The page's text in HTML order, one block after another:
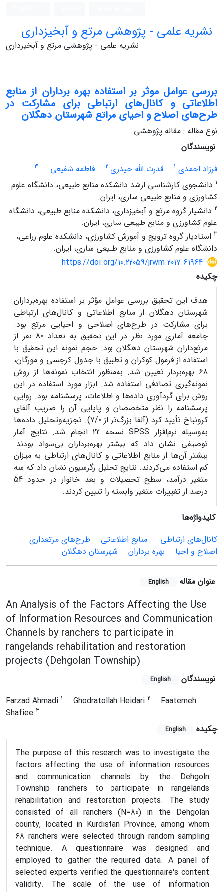
نشریه علمی - پژوهشی مرتع و آبخیزداری
نشریه علمی - پژوهشی مرتع و آبخیزداری
بررسی عوامل موثر بر استفاده بهره برداران از منابع
اطلاعاتی و کانال‌های ارتباطی برای مشارکت در
طرح‌های اصلاح و احیای مراتع شهرستان دهگلان
نوع مقاله : مقاله پژوهشی
نویسندگان
فرزاد احمدی 1 قدرت الله حیدری 2 فاطمه شفیعی
3
1 دانشجوی کارشناسی ارشد دانشکده منابع طبیعی، دانشگاه علوم
کشاورزی و منابع طبیعی ساری، ایران.
2 دانشیار گروه مرتع و آبخیزداری، دانشکده منابع طبیعی، دانشگاه
علوم کشاورزی و منابع طبیعی ساری، ایران.
3 استادیار گروه ترویج و آموزش کشاورزی، دانشکده علوم زراعی،
دانشگاه علوم کشاورزی و منابع طبیعی ساری، ایران.
https://doi.org/10.22059/jrwm.2017.61964
چکیده
هدف این تحقیق بررسی عوامل مؤثر بر استفاده بهره‌برداران
شهرستان دهگلان از منابع اطلاعاتی و کانال‌های ارتباطی
برای مشارکت در طرح‌های اصلاحی و احیایی مرتع بود.
جامعه آماری مورد نظر در این تحقیق به تعداد 80 نفر از
مرتع‌داران شهرستان دهگلان بود. حجم نمونه این تحقیق با
استفاده از فرمول کوکران و تطبیق با جدول کرجسی و مورگان،
68 بهره‌بردار تعیین شد. به‌منظور انتخاب نمونه‌ها از روش
نمونه‌گیری تصادفی استفاده شد. ابزار مورد استفاده در این
روش برای گردآوری داده‌ها و اطلاعات، پرسشنامه بود. روایی
پرسشنامه را نظر متخصصان و پایایی آن را ضریب آلفای
کرونباخ تأیید کرد (آلفا بزرگ‌تر از 7/0). تجزیه‌وتحلیل داده‌ها
به‌وسیله نرم‌افزار SPSS نسخه 22 انجام شد. نتایج آمار
توصیفی نشان داد که بیشتر بهره‌برداران بی‌سواد بودند.
بیشتر آن‌ها از منابع اطلاعاتی و کانال‌های ارتباطی به میزان
کم استفاده می‌کردند. نتایج تحلیل رگرسیون نشان داد که سه
متغیر درآمد، سطح تحصیلات و بعد خانوار در حدود 54
درصد از تغییرات متغیر وابسته را تبیین کردند.
کلیدواژه‌ها
کانال‌های ارتباطی
‌ منابع اطلاعاتی
طرح‌های مرتعداری
اصلاح و احیا
بهره برداران ‌شهرستان دهگلان
عنوان مقاله English
An Analysis of the Factors Affecting the Use
of Information Resources and Communication
Channels by ranchers to participate in
rangelands rehabilitation and restoration
projects (Dehgolan Township)
نویسندگان English
Farzad Ahmadi 1 Ghodratollah Heidari 2
Faatemeh
Shafiee 3
چکیده English
The purpose of this research was to investigate the
factors affecting the use of information resources
and communication channels by the Dehgoln
Township ranchers to participate in rangelands
rehabilitation and restoration projects. The study
consisted of all ranchers (N=80) in the Dehgolan
county, located in Kurdistan Province, among whom
68 ranchers were selected through random sampling
technique. A questionnaire was designed and
employed to gather the required data. A panel of
selected experts verified the questionnaire's content
validity. The scale of the use of information